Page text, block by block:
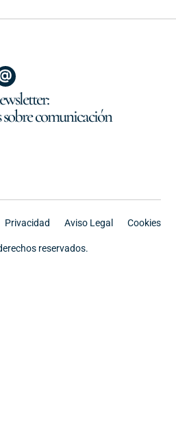
comunicación
reservados.
Privacidad Aviso Legal Cookies